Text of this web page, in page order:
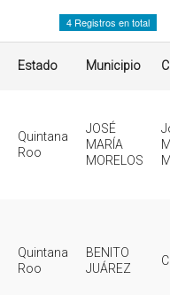
4 Registros en total
Estado Municipio
Quintana
Roo
JOSÉ
MARÍA
MORELOS
Quintana
Roo
BENITO
JUÁREZ